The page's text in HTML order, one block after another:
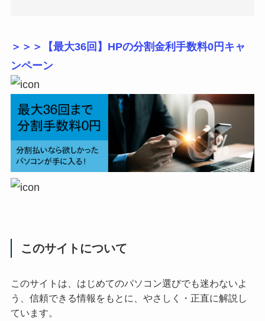
＞＞＞【最大36回】HPの分割金利手数料0円キャ
ンペーン
このサイトについて
このサイトは、はじめてのパソコン選びでも迷わないよ
う、信頼できる情報をもとに、やさしく・正直に解説し
ています。